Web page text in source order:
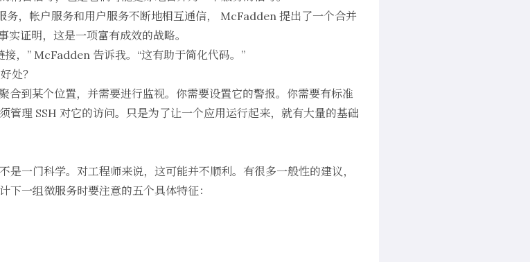
，帐户服务和用户服务不断地相互通信， McFadden 提出了一个合并
实证明，这是一项富有成效的战略。
，” McFadden 告诉我。“这有助于简化代码。”
处？
合到某个位置，并需要进行监视。你需要设置它的警报。你需要有标准
管理 SSH 对它的访问。只是为了让一个应用运行起来，就有大量的基础
一门科学。对工程师来说，这可能并不顺利。有很多一般性的建议，
一组微服务时要注意的五个具体特征：